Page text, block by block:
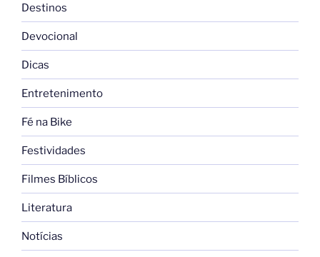
Destinos
Devocional
Dicas
Entretenimento
Fé na Bike
Festividades
Filmes Bíblicos
Literatura
Notícias